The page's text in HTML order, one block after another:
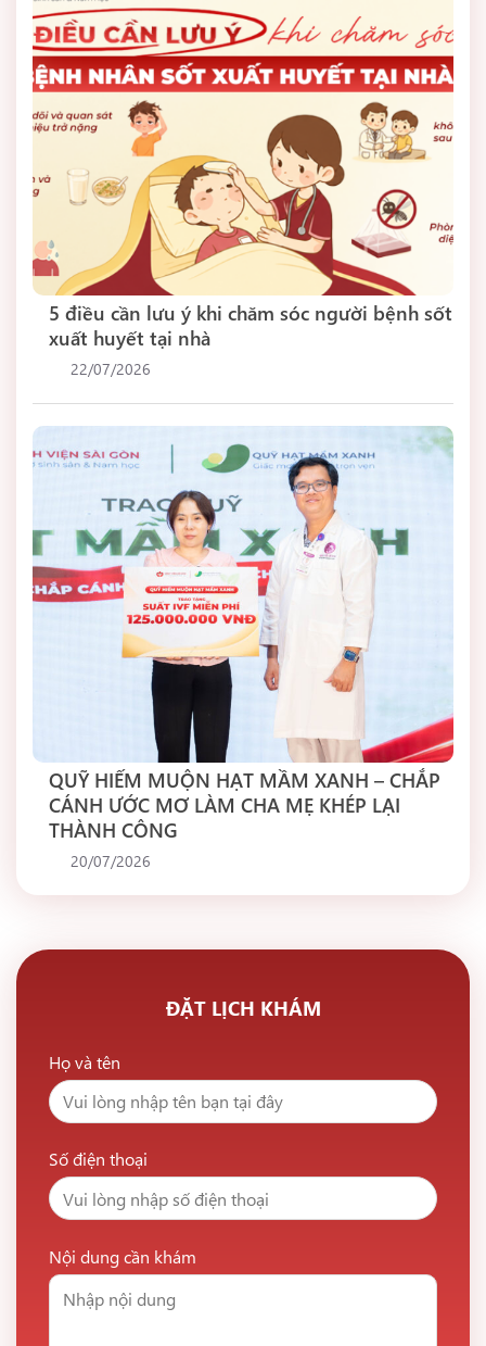
5 điều cần lưu ý khi chăm sóc người bệnh sốt
xuất huyết tại nhà
22/07/2026
QUỸ HIẾM MUỘN HẠT MẦM XANH – CHẮP
CÁNH ƯỚC MƠ LÀM CHA MẸ KHÉP LẠI
THÀNH CÔNG
20/07/2026
ĐẶT LỊCH KHÁM
Họ và tên
Số điện thoại
Nội dung cần khám